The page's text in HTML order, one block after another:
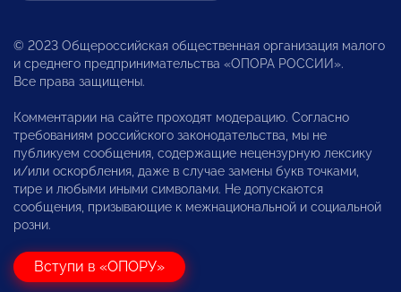
© 2023 Общероссийская общественная организация малого
и среднего предпринимательства «ОПОРА РОССИИ».
Все права защищены.
Комментарии на сайте проходят модерацию. Согласно
требованиям российского законодательства, мы не
публикуем сообщения, содержащие нецензурную лексику
и/или оскорбления, даже в случае замены букв точками,
тире и любыми иными символами. Не допускаются
сообщения, призывающие к межнациональной и социальной
розни.
Вступи в «ОПОРУ»